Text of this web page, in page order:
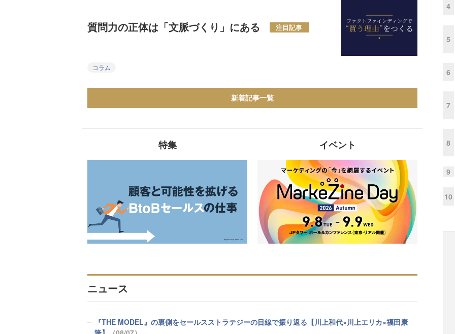
質問力の正体は「文脈づくり」にある 注目記事
コラム
新着記事一覧
特集 イベント
ニュース
『THE MODEL』の裏側をセールスストラテジーの目線で振り返る【川上和代×川上エリカ×福田康
4
5
6
7
8
9
10